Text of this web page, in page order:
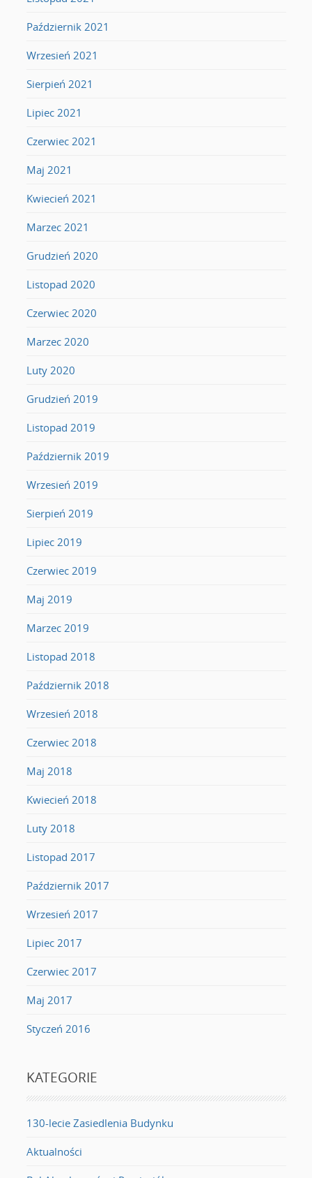
Październik 2021
Wrzesień 2021
Sierpień 2021
Lipiec 2021
Czerwiec 2021
Maj 2021
Kwiecień 2021
Marzec 2021
Grudzień 2020
Listopad 2020
Czerwiec 2020
Marzec 2020
Luty 2020
Grudzień 2019
Listopad 2019
Październik 2019
Wrzesień 2019
Sierpień 2019
Lipiec 2019
Czerwiec 2019
Maj 2019
Marzec 2019
Listopad 2018
Październik 2018
Wrzesień 2018
Czerwiec 2018
Maj 2018
Kwiecień 2018
Luty 2018
Listopad 2017
Październik 2017
Wrzesień 2017
Lipiec 2017
Czerwiec 2017
Maj 2017
Styczeń 2016
KATEGORIE
130-lecie Zasiedlenia Budynku
Aktualności